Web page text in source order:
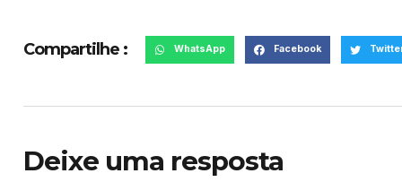
Compartilhe : WhatsApp Facebook
Deixe uma resposta